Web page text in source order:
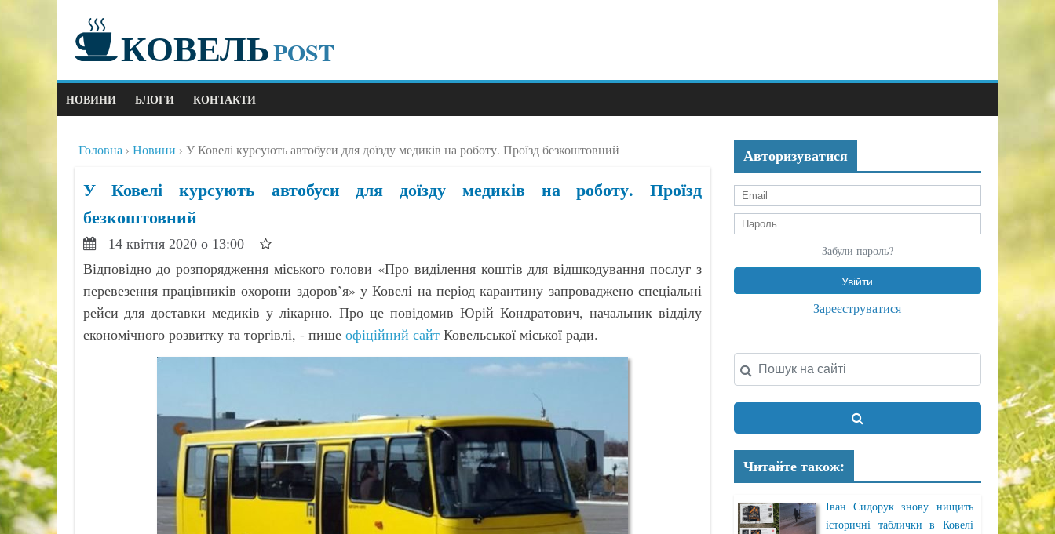
КОВЕЛЬPOST
НОВИНИ БЛОГИ КОНТАКТИ
Головна Новини У Ковелі курсують автобуси для доїзду медиків на роботу. Проїзд безкоштовний
У Ковелі курсують автобуси для доїзду медиків на роботу. Проїзд
безкоштовний
14 квітня 2020 о 13:00
Відповідно до розпорядження міського голови «Про виділення коштів для відшкодування послуг з
перевезення працівників охорони здоров’я» у Ковелі на період карантину запроваджено спеціальні
рейси для доставки медиків у лікарню. Про це повідомив Юрій Кондратович, начальник відділу
економічного розвитку та торгівлі, - пише офіційний сайтКовельської міської ради.
Авторизуватися
Забули пароль?
Зареєструватися
Читайте також:
Іван Сидорук знову нищить
історичні таблички в Ковелі